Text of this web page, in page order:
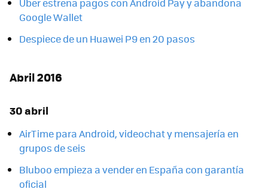
Google Wallet
Despiece de un Huawei P9 en 20 pasos
Abril 2016
30 abril
AirTime para Android, videochat y mensajería en
grupos de seis
Bluboo empieza a vender en España con garantía
oficial